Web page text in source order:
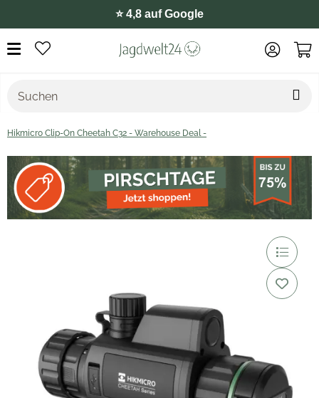
⭐️ 4,8 auf Google
Hikmicro Clip-On Cheetah C32 - Warehouse Deal -